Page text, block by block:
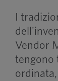
I
Vendor
tengono